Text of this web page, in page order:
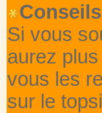
Si vous
aurez
vous les
sur le